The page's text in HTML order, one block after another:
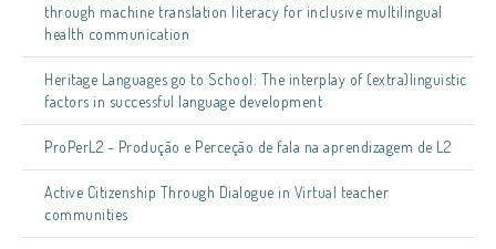
through machine translation literacy for inclusive multilingual
health communication
Heritage Languages go to School: The interplay of (extra)linguistic
factors in successful language development
ProPerL2 – Produção e Perceção de fala na aprendizagem de L2
Active Citizenship Through Dialogue in Virtual teacher
communities